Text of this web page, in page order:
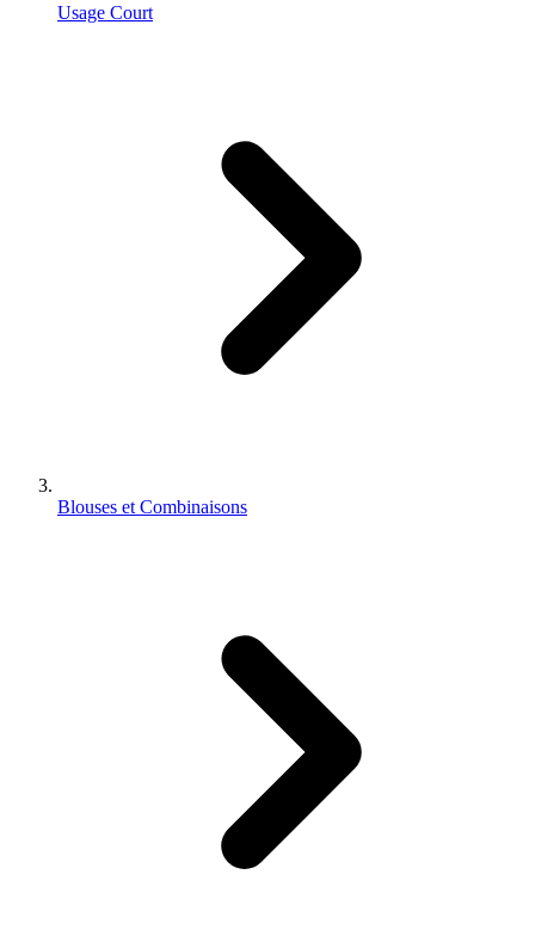
Usage Court
Blouses et Combinaisons